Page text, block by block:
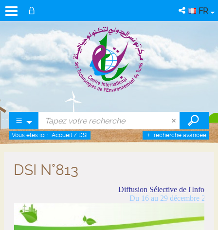
FR
recherche avancée
Vous êtes ici : Accueil / DSI
DSI N°813